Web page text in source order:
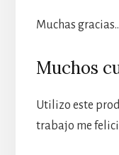
Muchas
Muchos
Utilizo este
trabajo me